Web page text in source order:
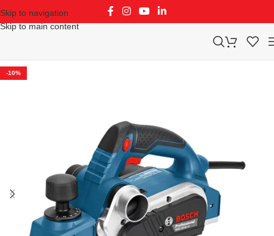
Skip to navigation
Skip to main content
-10%